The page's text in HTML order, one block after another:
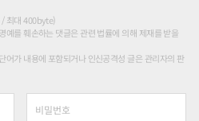
/ 최대 400byte)
예를 훼손하는 댓글은 관련 법률에 의해 제재를 받을
어가 내용에 포함되거나 인신공격성 글은 관리자의 판